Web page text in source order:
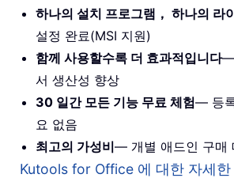
하나의 설치 프로그램， 하나의 라
설정 완료(MSI 지원)
함께 사용할수록 더 효과적입니다—
서 생산성 향상
30 일간 모든 기능 무료 체험— 등
요 없음
최고의 가성비— 개별 애드인 구매
Kutools for Office 에 대한 자세한